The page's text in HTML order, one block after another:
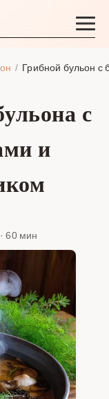
Грибной бульон
с
и
60 мин